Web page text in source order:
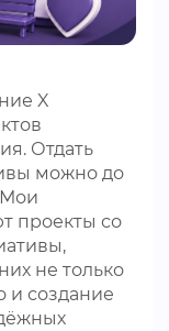
X
Отдать
можно до
проекты со
не только
и создание